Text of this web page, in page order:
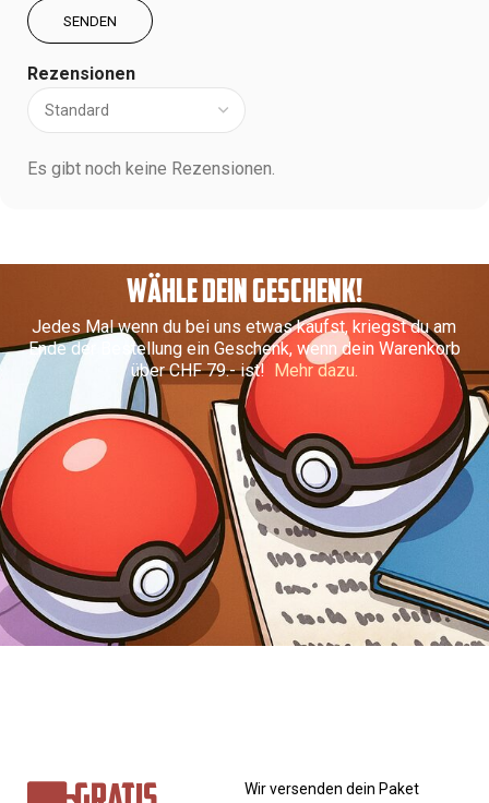
Rezensionen
Es gibt noch keine Rezensionen.
WÄHLE DEIN GESCHENK!
Jedes Mal wenn du bei uns etwas kaufst, kriegst du am
Ende der Bestellung ein Geschenk, wenn dein Warenkorb
über CHF 79.- ist! Mehr dazu.
Wir versenden dein Paket